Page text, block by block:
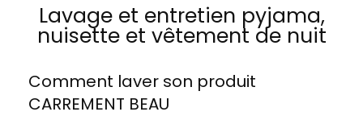
Lavage et entretien pyjama,
nuisette et vêtement de nuit
Comment laver son produit
CARREMENT BEAU